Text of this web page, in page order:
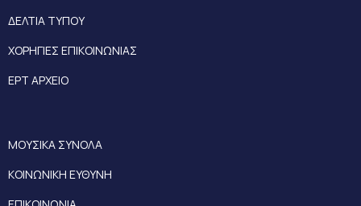
ΔΕΛΤΙΑ ΤΥΠΟΥ
ΧΟΡΗΓΙΕΣ ΕΠΙΚΟΙΝΩΝΙΑΣ
ΕΡΤ ΑΡΧΕΙΟ
ΜΟΥΣΙΚΑ ΣΥΝΟΛΑ
ΚΟΙΝΩΝΙΚΗ ΕΥΘΥΝΗ